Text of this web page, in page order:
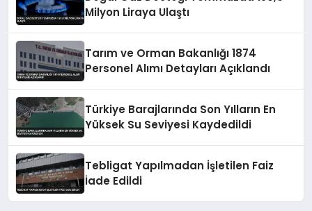
Milyon Liraya Ulaştı
Tarım ve Orman Bakanlığı 1874
Personel Alımı Detayları Açıklandı
Türkiye Barajlarında Son Yılların En
Yüksek Su Seviyesi Kaydedildi
Tebligat Yapılmadan İşletilen Faiz
İade Edildi